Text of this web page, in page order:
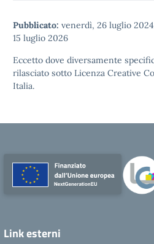
Pubblicato: venerdì, 26 luglio 2024
15 luglio 2026
Eccetto dove diversamente
rilasciato sotto Licenza Creative
Italia.
Link esterni